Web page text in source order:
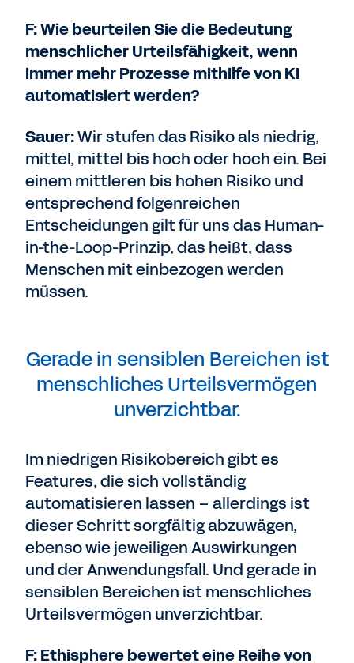
F: Wie beurteilen Sie die Bedeutung
menschlicher Urteilsfähigkeit, wenn
immer mehr Prozesse mithilfe von KI
automatisiert werden?
Sauer:Wir stufen das Risiko als niedrig,
mittel, mittel bis hoch oder hoch ein. Bei
einem mittleren bis hohen Risiko und
entsprechend folgenreichen
Entscheidungen gilt für uns das Human-
in-the-Loop-Prinzip, das heißt, dass
Menschen mit einbezogen werden
müssen.
Gerade in sensiblen Bereichen ist
menschliches Urteilsvermögen
unverzichtbar.
Im niedrigen Risikobereich gibt es
Features, die sich vollständig
automatisieren lassen – allerdings ist
dieser Schritt sorgfältig abzuwägen,
ebenso wie jeweiligen Auswirkungen
und der Anwendungsfall. Und gerade in
sensiblen Bereichen ist menschliches
Urteilsvermögen unverzichtbar.
F: Ethisphere bewertet eine Reihe von